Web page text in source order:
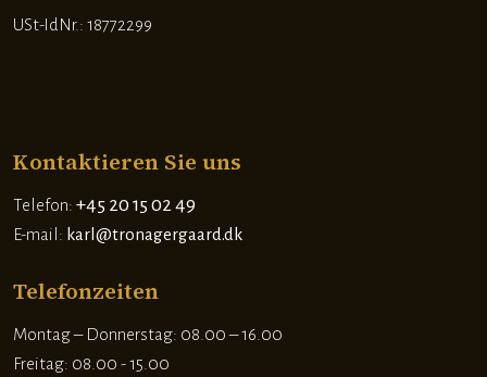
​USt-IdNr.: 18772299
Kontaktieren Sie uns
Telefon:+45 20 15 02 49
E-mail: karl@tronagergaard.dk
Telefonzeiten
​Montag – Donnerstag: 08.00 – 16.00
Freitag: 08.00 - 15.00